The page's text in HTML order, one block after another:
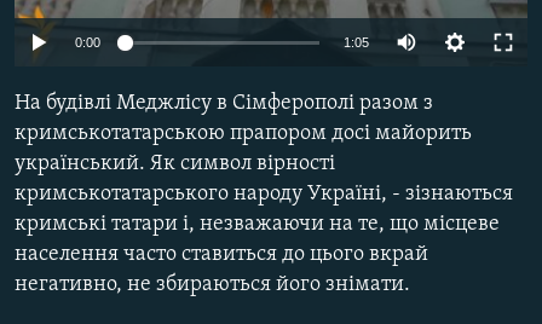
ВІДЕОУРОКИ «ELIFBE»
УКРАЇНСЬКА ПРОБЛЕМА КРИМУ
ІНФОГРАФІКА
Русский
Qırımtatar
ДОЛУЧАЙСЯ!
Усі сайти RFE/RL
0:00 1:05
На будівлі Меджлісу в Сімферополі разом з
кримськотатарською прапором досі майорить
український. Як символ вірності
кримськотатарського народу Україні, - зізнаються
кримські татари і, незважаючи на те, що місцеве
населення часто ставиться до цього вкрай
негативно, не збираються його знімати.